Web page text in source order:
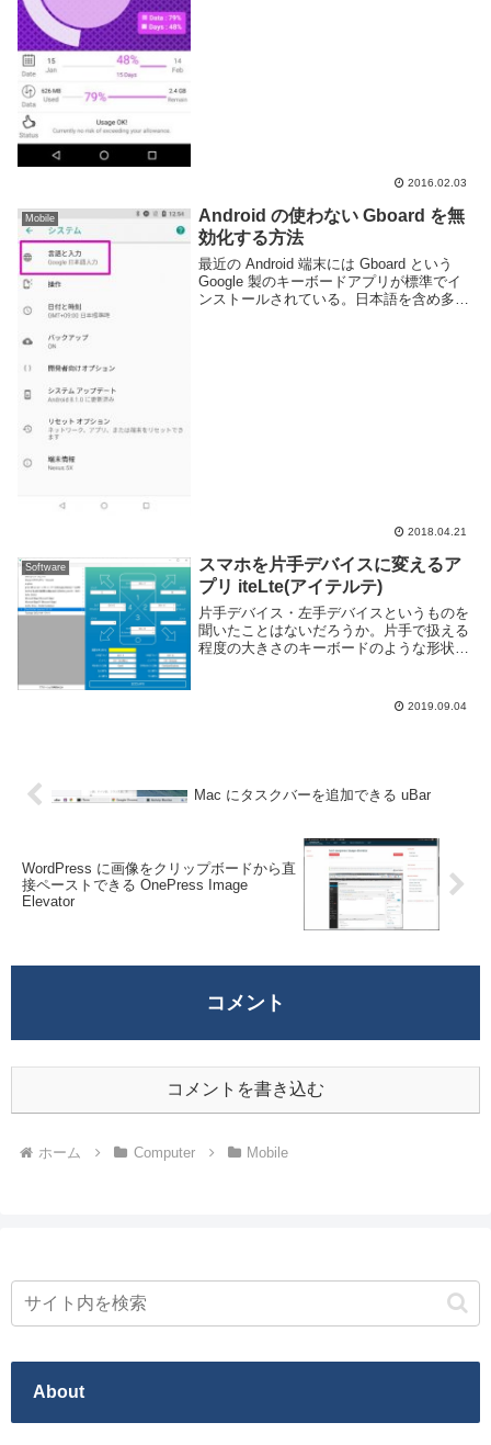
2016.02.03
Mobile
Android の使わない Gboard を無
効化する方法
最近の Android 端末には Gboard という
Google 製のキーボードアプリが標準でイ
ンストールされている。日本語を含め多数
2018.04.21
Software
スマホを片手デバイスに変えるア
プリ iteLte(アイテルテ)
片手デバイス・左手デバイスというものを
聞いたことはないだろうか。片手で扱える
程度の大きさのキーボードのような形状で
アプリケーションを頻繁に利用する人向け
2019.09.04
Mac にタスクバーを追加できる uBar
WordPress に画像をクリップボードから直
接ペーストできる OnePress Image
Elevator
コメント
コメントを書き込む
ホーム Computer Mobile
About